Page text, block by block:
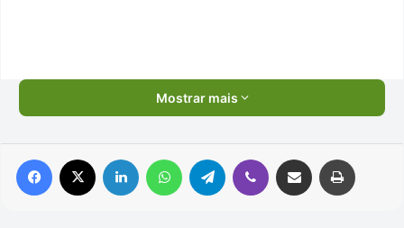
Mostrar mais
Facebook Linkedin WhatsAppTelegram Viber Compartilhar via e-mail